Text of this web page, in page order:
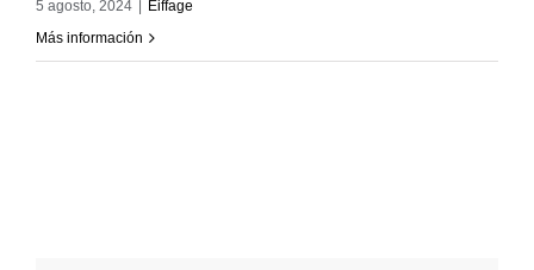
5 agosto, 2024
Eiffage
Más información